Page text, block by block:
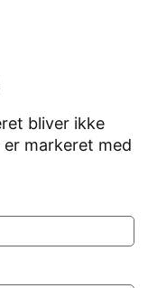
bliver ikke
markeret med